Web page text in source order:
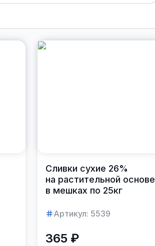
Сливки сухие 26%
на растительной основе
в мешках по 25кг
Артикул: 5539
365 ₽